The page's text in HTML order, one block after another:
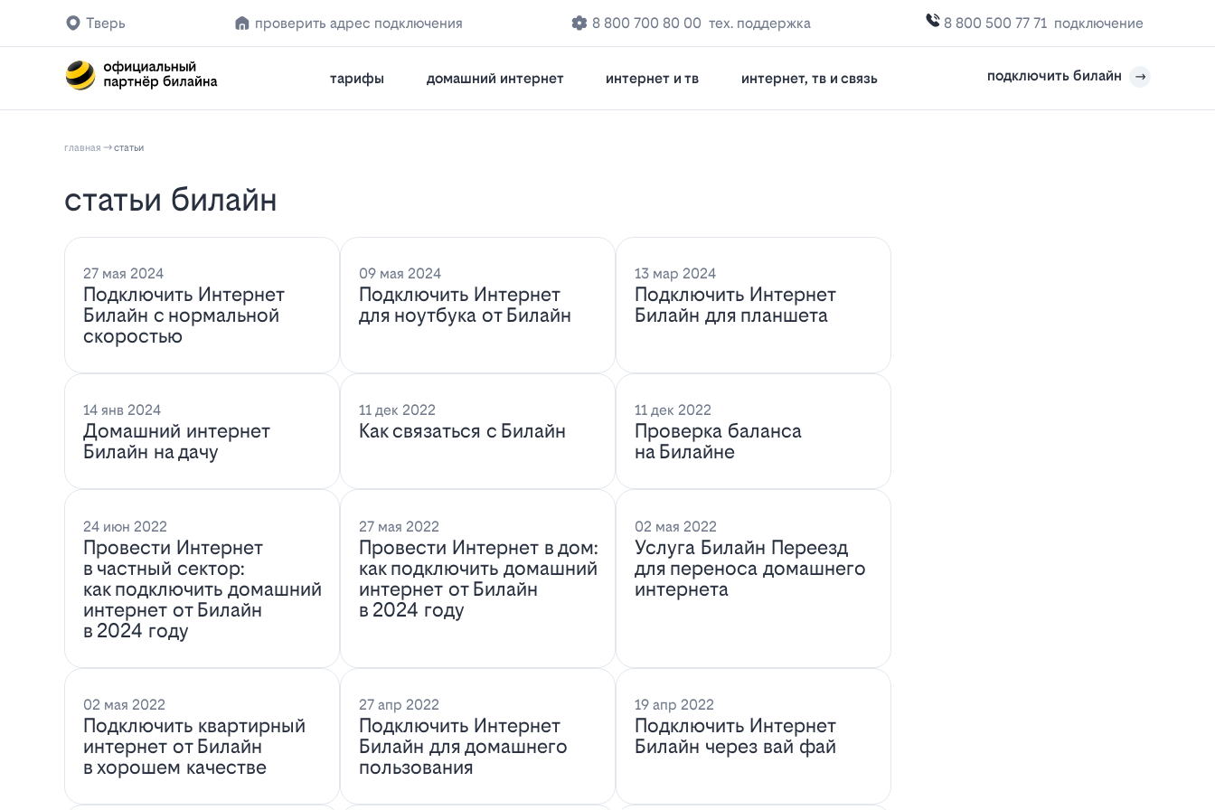
Тверь проверить адрес подключения 8 800 700 80 00 тех. поддержка 8 800 500 77 71 подключение
тарифы домашний интернет интернет и тв интернет, тв и связь подключить билайн
главная статьи
статьи билайн
27 мая 2024
Подключить Интернет
Билайн с нормальной
скоростью
09 мая 2024
Подключить Интернет
для ноутбука от Билайн
13 мар 2024
Подключить Интернет
Билайн для планшета
14 янв 2024
Домашний интернет
Билайн на дачу
11 дек 2022
Как связаться с Билайн
11 дек 2022
Проверка баланса
на Билайне
24 июн 2022
Провести Интернет
в частный сектор:
как подключить домашний
интернет от Билайн
в 2024 году
27 мая 2022
Провести Интернет в дом:
как подключить домашний
интернет от Билайн
в 2024 году
02 мая 2022
Услуга Билайн Переезд
для переноса домашнего
интернета
02 мая 2022
Подключить квартирный
интернет от Билайн
в хорошем качестве
27 апр 2022
Подключить Интернет
Билайн для домашнего
пользования
19 апр 2022
Подключить Интернет
Билайн через вай фай